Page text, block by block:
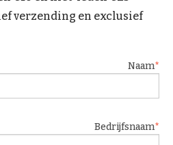
verzending en exclusief
Naam
Bedrijfsnaam